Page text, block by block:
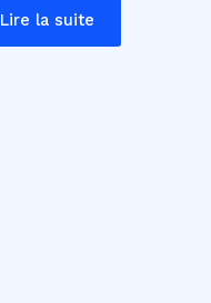
Lire la suite